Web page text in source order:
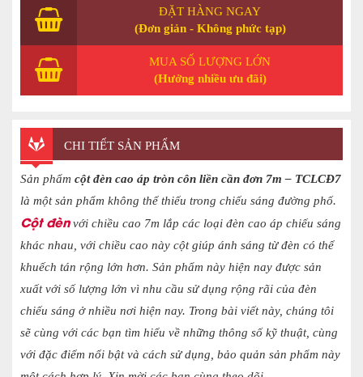
ĐẶT HÀNG NGAY
(Đơn giản - Không phức tạp)
MUA SỐ LƯỢNG LỚN
(Hưởng nhiều ưu đãi)
CHI TIẾT SẢN PHẨM
Sản phẩm cột đèn cao áp tròn côn liền cần đơn 7m – TCLCĐ7
là một sản phẩm không thể thiếu trong chiếu sáng đường phố.
Cột đèn với chiều cao 7m lắp các loại đèn cao áp chiếu sáng
khác nhau, với chiều cao này cột giúp ánh sáng từ đèn có thể
khuếch tán rộng lớn hơn. Sản phẩm này hiện nay được sản
xuất với số lượng lớn vì nhu cầu sử dụng rộng rãi của đèn
chiếu sáng ở nhiều nơi hiện nay. Trong bài viết này, chúng tôi
sẽ cùng với các bạn tìm hiểu về những thông số kỹ thuật, cùng
với đặc điểm nổi bật và cách sử dụng, bảo quản sản phẩm này